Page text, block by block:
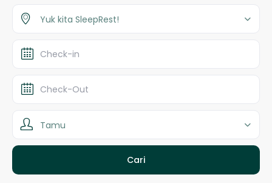
Yuk kita SleepRest!
Tamu